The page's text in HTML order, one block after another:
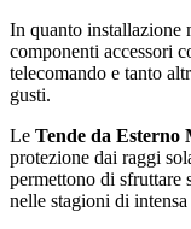
In quanto installazione
componenti accessori
telecomando e tanto
gusti.
Le Tende da Esterno
protezione dai raggi
permettono di sfruttare
nelle stagioni di